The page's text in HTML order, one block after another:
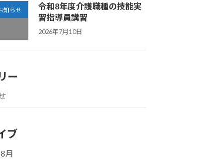
知らせ
令和8年度介護職種の技能実
習指導員講習
2026年7月10日
ー
ブ
月